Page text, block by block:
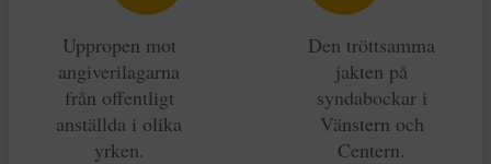
Uppropen mot
angiverilagarna
från offentligt
anställda i olika
yrken.
Den tröttsamma
jakten på
syndabockar i
Vänstern och
Centern.